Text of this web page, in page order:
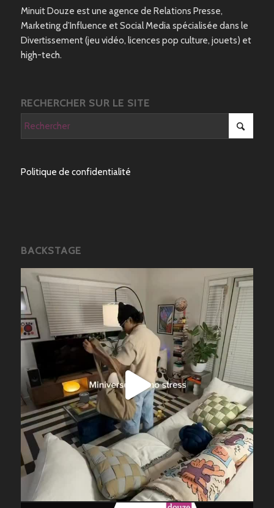
Minuit Douze est une agence de Relations Presse,
Marketing d’Influence et Social Media spécialisée dans le
Divertissement (jeu vidéo, licences pop culture, jouets) et
high-tech.
RECHERCHER SUR LE SITE
Politique de confidentialité
BACKSTAGE